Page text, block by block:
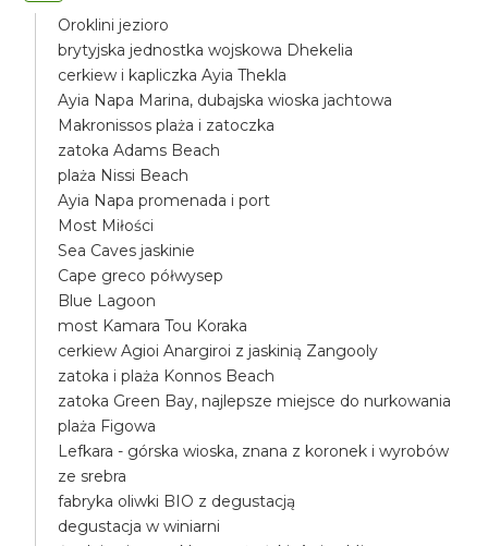
Oroklini jezioro
brytyjska jednostka wojskowa Dhekelia
cerkiew i kapliczka Ayia Thekla
Ayia Napa Marina, dubajska wioska jachtowa
Makronissos plaża i zatoczka
zatoka Adams Beach
plaża Nissi Beach
Ayia Napa promenada i port
Most Miłości
Sea Caves jaskinie
Cape greco półwysep
Blue Lagoon
most Kamara Tou Koraka
cerkiew Agioi Anargiroi z jaskinią Zangooly
zatoka i plaża Konnos Beach
zatoka Green Bay, najlepsze miejsce do nurkowania
plaża Figowa
Lefkara - górska wioska, znana z koronek i wyrobów
ze srebra
fabryka oliwki BIO z degustacją
degustacja w winiarni